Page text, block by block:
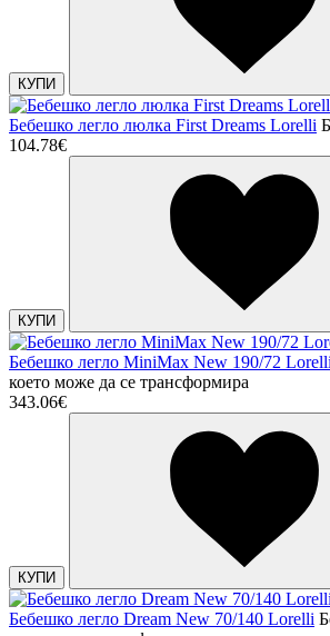
КУПИ
Бебешко легло люлка First Dreams Lorelli
104.78€
КУПИ
Бебешко легло MiniMax New 190/72 Lorelli
което може да се трансформира
343.06€
КУПИ
Бебешко легло Dream New 70/140 Lorelli